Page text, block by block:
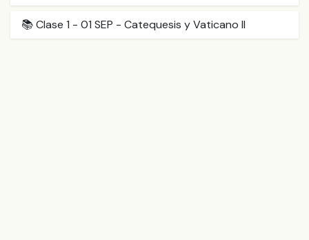
📚 Clase 1 - 01 SEP - Catequesis y Vaticano II